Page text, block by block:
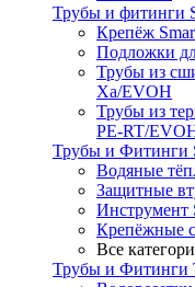
Трубы и фитинги
Крепёж
Подложки
Трубы из
Xa/EVOH
Трубы из
PE-RT/
Трубы и Фитинги
Водяные
Защитные
Инструмент
Крепёжные
Все
Трубы и Фитинги